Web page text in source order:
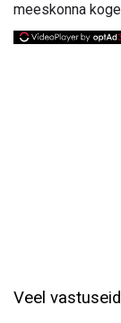
meeskonna
Veel vastuseid